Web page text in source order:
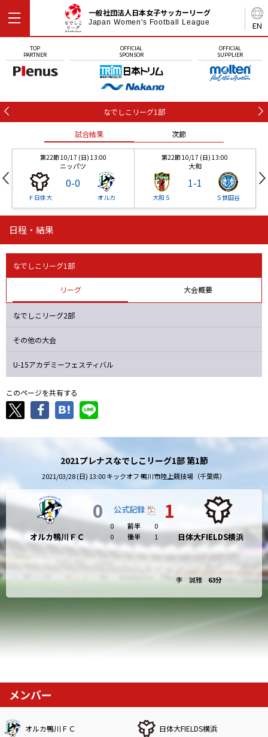
EN
一般社団法人日本女子サッカーリーグ
Japan Women's Football League
TOP
PARTNER
OFFICIAL
SPONSOR
OFFICIAL
SUPPLIER
なでしこリーグ1部
試合結果 次節
第22節 10/17 (日) 13:00
ニッパツ
Ｆ日体大
0-0
オルカ
第22節 10/17 (日) 13:00
大和
大和Ｓ
1-1
Ｓ世田谷
第22節 10/17 (日) 13:00
ニッパツ
0-
大和
日程・結果
なでしこリーグ1部
リーグ 大会概要
なでしこリーグ2部
その他の大会
U-15アカデミーフェスティバル
このページを共有する
2021プレナスなでしこリーグ1部 第1節
2021/03/28 (日) 13:00 キックオフ 鴨川市陸上競技場（千葉県）
オルカ鴨川ＦＣ
0 公式記録 1
0 前半
0
0
後半 1 日体大FIELDS横浜
李 誠雅 63分
メンバー
オルカ鴨川ＦＣ 日体大FIELDS横浜